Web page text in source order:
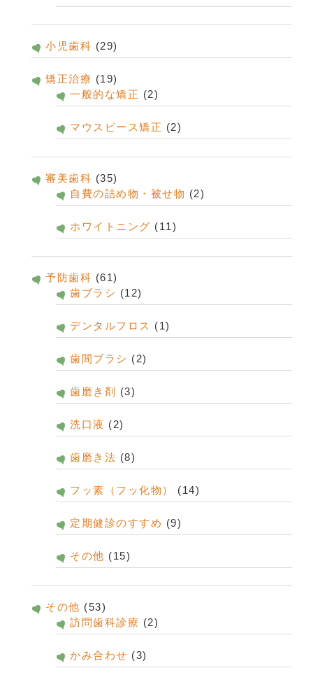
小児歯科 (29)
矯正治療 (19)
一般的な矯正 (2)
マウスピース矯正 (2)
審美歯科 (35)
自費の詰め物・被せ物 (2)
ホワイトニング (11)
予防歯科 (61)
歯ブラシ (12)
デンタルフロス (1)
歯間ブラシ (2)
歯磨き剤 (3)
洗口液 (2)
歯磨き法 (8)
フッ素（フッ化物） (14)
定期健診のすすめ (9)
その他 (15)
その他 (53)
訪問歯科診療 (2)
かみ合わせ (3)